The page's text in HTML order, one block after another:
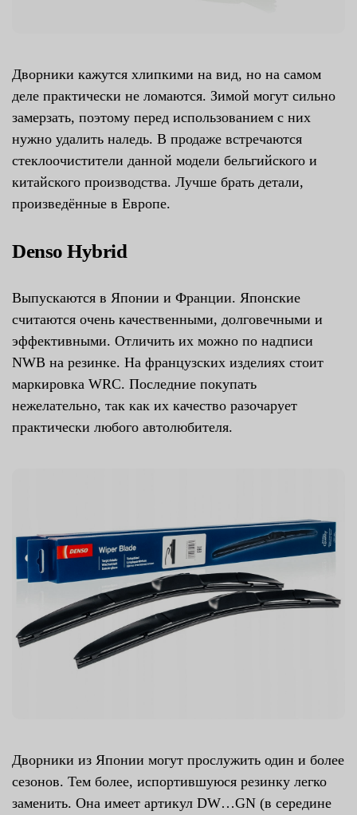
Дворники кажутся хлипкими на вид, но на самом
деле практически не ломаются. Зимой могут сильно
замерзать, поэтому перед использованием с них
нужно удалить наледь. В продаже встречаются
стеклоочистители данной модели бельгийского и
китайского производства. Лучше брать детали,
произведённые в Европе.
Denso Hybrid
Выпускаются в Японии и Франции. Японские
считаются очень качественными, долговечными и
эффективными. Отличить их можно по надписи
NWB на резинке. На французских изделиях стоит
маркировка WRC. Последние покупать
нежелательно, так как их качество разочарует
практически любого автолюбителя.
Дворники из Японии могут прослужить один и более
сезонов. Тем более, испортившуюся резинку легко
заменить. Она имеет артикул DW…GN (в середине